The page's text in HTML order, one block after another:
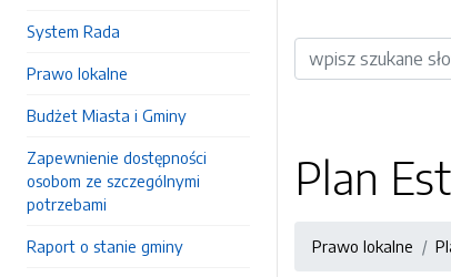
System Rada
Prawo lokalne
Budżet Miasta i Gminy
Zapewnienie dostępności
osobom ze szczególnymi
potrzebami
Raport o stanie gminy
Wyszukiwarka
Plan
Prawo lokalne